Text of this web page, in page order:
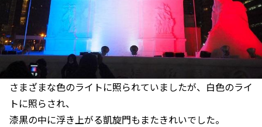
さまざまな色のライトに照られていましたが、白色のライ
トに照らされ、
漆黒の中に浮き上がる凱旋門もまたきれいでした。